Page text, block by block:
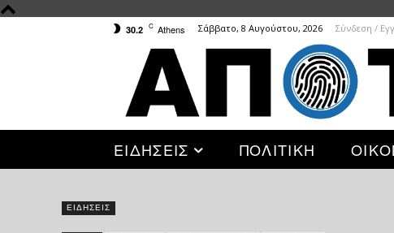
30.2 C Athens Σάββατο, 8 Αυγούστου, 2026 Σύνδεση /
ΕΙΔΗΣΕΙΣ ΠΟΛΙΤΙΚΗ
ΕΙΔΗΣΕΙΣ